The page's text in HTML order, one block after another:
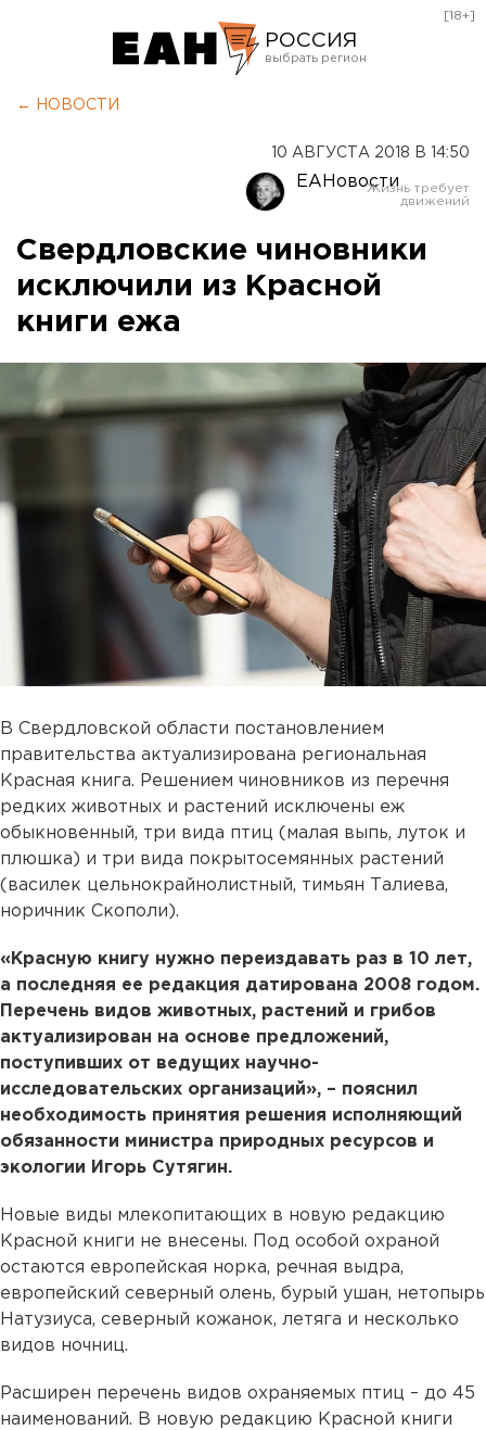
РОССИЯ
Оренбург
[18+]
← НОВОСТИ
10 АВГУСТА 2018 В 14:50
ЕАНовости
Свердловские чиновники
исключили из Красной
книги ежа
В Свердловской области постановлением
правительства актуализирована региональная
Красная книга. Решением чиновников из перечня
редких животных и растений исключены еж
обыкновенный, три вида птиц (малая выпь, луток и
плюшка) и три вида покрытосемянных растений
(василек цельнокрайнолистный, тимьян Талиева,
норичник Скополи).
«Красную книгу нужно переиздавать раз в 10 лет,
а последняя ее редакция датирована 2008 годом.
Перечень видов животных, растений и грибов
актуализирован на основе предложений,
поступивших от ведущих научно-
исследовательских организаций», – пояснил
необходимость принятия решения исполняющий
обязанности министра природных ресурсов и
экологии Игорь Сутягин.
Новые виды млекопитающих в новую редакцию
Красной книги не внесены. Под особой охраной
остаются европейская норка, речная выдра,
европейский северный олень, бурый ушан, нетопырь
Натузиуса, северный кожанок, летяга и несколько
видов ночниц.
Расширен перечень видов охраняемых птиц – до 45
наименований. В новую редакцию Красной книги